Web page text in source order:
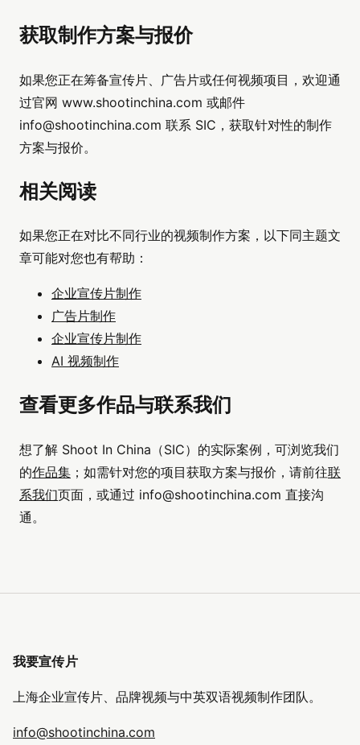
获取制作方案与报价
如果您正在筹备宣传片、广告片或任何视频项目，欢迎通
过官网 www.shootinchina.com 或邮件
info@shootinchina.com 联系 SIC，获取针对性的制作
方案与报价。
相关阅读
如果您正在对比不同行业的视频制作方案，以下同主题文
章可能对您也有帮助：
企业宣传片制作
广告片制作
企业宣传片制作
AI 视频制作
查看更多作品与联系我们
想了解 Shoot In China（SIC）的实际案例，可浏览我们
的作品集 ；如需针对您的项目获取方案与报价，请前往联
系我们页面，或通过 info@shootinchina.com 直接沟
通。
我要宣传片
上海企业宣传片、品牌视频与中英双语视频制作团队。
info@shootinchina.com